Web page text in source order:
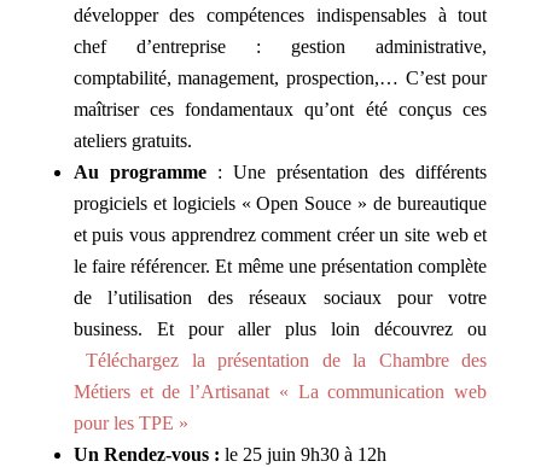
développer des compétences indispensables à tout
chef d’entreprise : gestion administrative,
comptabilité, management, prospection,… C’est pour
maîtriser ces fondamentaux qu’ont été conçus ces
ateliers gratuits.
Au programme: Une présentation des différents
progiciels et logiciels « Open Souce » de bureautique
et puis vous apprendrez comment créer un site web et
le faire référencer. Et même une présentation complète
de l’utilisation des réseaux sociaux pour votre
business. Et pour aller plus loin découvrez ou
Téléchargez la présentation de la Chambre des
Métiers et de l’Artisanat « La communication web
pour les TPE »
Un Rendez-vous : le 25 juin 9h30 à 12h